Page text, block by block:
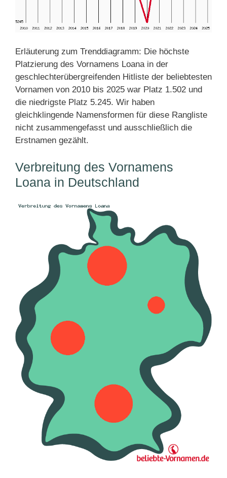
Erläuterung zum Trenddiagramm: Die höchste
Platzierung des Vornamens Loana in der
geschlechterübergreifenden Hitliste der beliebtesten
Vornamen von 2010 bis 2025 war Platz 1.502 und
die niedrigste Platz 5.245. Wir haben
gleichklingende Namensformen für diese Rangliste
nicht zusammengefasst und ausschließlich die
Erstnamen gezählt.
Verbreitung des Vornamens
Loana in Deutschland